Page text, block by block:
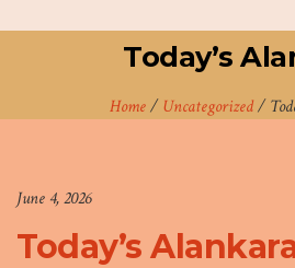
Today’s
Home/Uncategorized/
June 4, 2026
Today’s